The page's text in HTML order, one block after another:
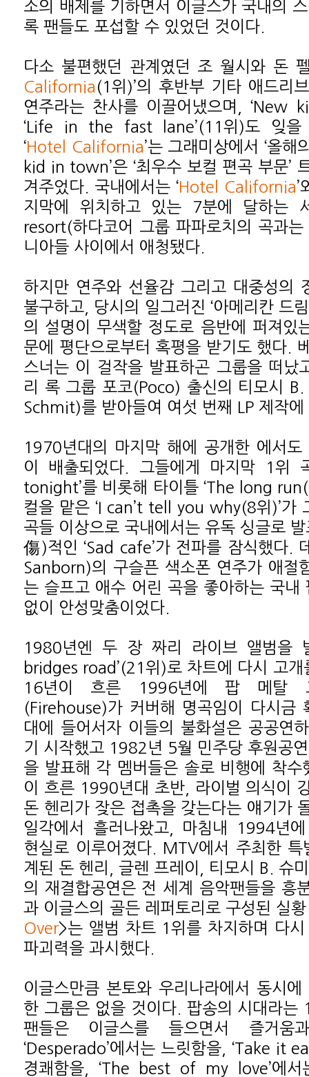
소의 배제를 기하면서 이글스가 국내의
록 팬들도 포섭할 수 있었던 것이다.
다소 불편했던 관계였던 조 월시와 돈
California (1위)’의 후반부 기타 애드리
연주라는 찬사를 이끌어냈으며, ‘New
‘Life in the fast lane’(11위)도 잊을
‘Hotel California’는 그래미상에서 ‘올해
kid in town’은 ‘최우수 보컬 편곡 부문’
겨주었다. 국내에서는 ‘Hotel California’
지막에 위치하고 있는 7분에 달하는
resort(하다코어 그룹 파파로치의 곡과는
니아들 사이에서 애청됐다.
하지만 연주와 선율감 그리고 대중성의
불구하고, 당시의 일그러진 ‘아메리칸 드
의 설명이 무색할 정도로 음반에 퍼져있
문에 평단으로부터 혹평을 받기도 했다.
스너는 이 걸작을 발표하곤 그룹을 떠났
리 록 그룹 포코(Poco) 출신의 티모시
Schmit)를 받아들여 여섯 번째 LP 제작에
1970년대의 마지막 해에 공개한 에서도
이 배출되었다. 그들에게 마지막 1위
tonight’를 비롯해 타이틀 ‘The long
컬을 맡은 ‘I can’t tell you why(8위)’가
곡들 이상으로 국내에서는 유독 싱글로
傷)적인 ‘Sad cafe’가 전파를 잠식했다.
Sanborn)의 구슬픈 색소폰 연주가 애절
는 슬프고 애수 어린 곡을 좋아하는 국내
없이 안성맞춤이었다.
1980년엔 두 장 짜리 라이브 앨범을
bridges road’(21위)로 차트에 다시 고개
16년이 흐른 1996년에 팝 메탈
(Firehouse)가 커버해 명곡임이 다시금
대에 들어서자 이들의 불화설은 공공연
기 시작했고 1982년 5월 민주당 후원공
을 발표해 각 멤버들은 솔로 비행에 착
이 흐른 1990년대 초반, 라이벌 의식이
돈 헨리가 잦은 접촉을 갖는다는 얘기가
일각에서 흘러나왔고, 마침내 1994년
현실로 이루어졌다. MTV에서 주최한
계된 돈 헨리, 글렌 프레이, 티모시 B. 슈
의 재결합공연은 전 세계 음악팬들을 흥
과 이글스의 골든 레퍼토리로 구성된 실
Over>는 앨범 차트 1위를 차지하며 다
파괴력을 과시했다.
이글스만큼 본토와 우리나라에서 동시
한 그룹은 없을 것이다. 팝송의 시대라는
팬들은 이글스를 들으면서 즐거움
‘Desperado’에서는 느릿함을, ‘Take it
경쾌함을, ‘The best of my love’에서